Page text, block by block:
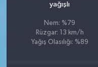
yağışlı
Nem: %79
Rüzgar: 13 km/h
Yağış Olasılığı: %89